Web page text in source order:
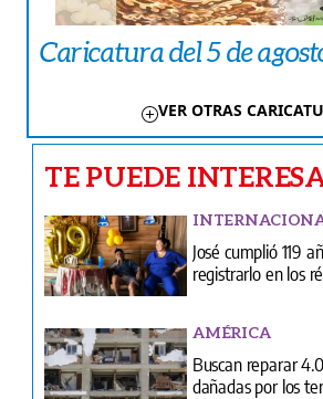
Caricatura del 5 de
VER OTRAS
TE PUEDE
José cumplió 119
registrarlo en los
AMÉRICA
Buscan reparar
dañadas por los